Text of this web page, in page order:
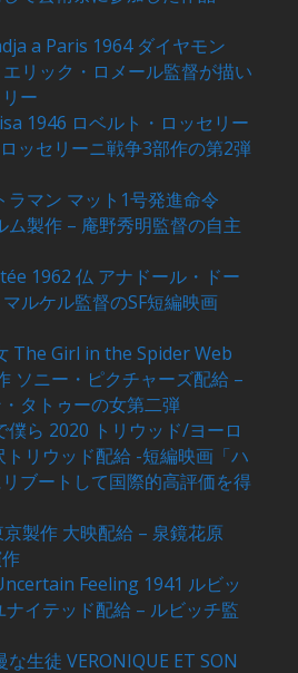
a Paris 1964 ダイヤモン
リック・ロメール監督が描い
ー
1946 ロベルト・ロッセリー
ッセリーニ戦争3部作の第2弾
ラマン マット1号発進命令
ム製作 – 庵野秀明監督の自主
1962 仏 アナドール・ドー
ルケル監督のSF短編映画
The Girl in the Spider Web
ソニー・ピクチャーズ配給 –
タトゥーの女第二弾
僕ら 2020 トリウッド/ヨーロ
トリウッド配給 -短編映画「ハ
ブートして国際的高評価を得
製作 大映配給 – 泉鏡花原
Feeling 1941 ルビッ
イテッド配給 – ルビッチ監
生徒 VERONIQUE ET SON